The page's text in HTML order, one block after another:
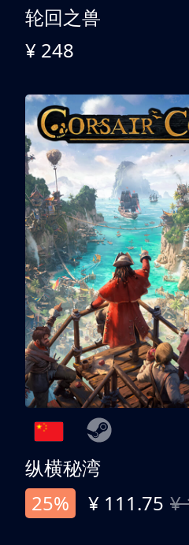
轮回之兽
¥ 248
纵横秘湾
25%
¥ 111.75 ¥